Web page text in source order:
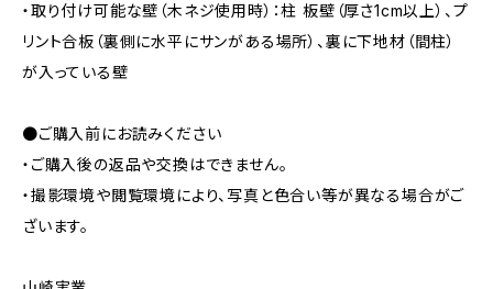
・取り付け可能な壁（木ネジ使用時）：柱 板壁（厚さ1cm以上）、プ
リント合板（裏側に水平にサンがある場所）、裏に下地材（間柱）
が入っている壁
●ご購入前にお読みください
・ご購入後の返品や交換はできません。
・撮影環境や閲覧環境により、写真と色合い等が異なる場合がご
ざいます。